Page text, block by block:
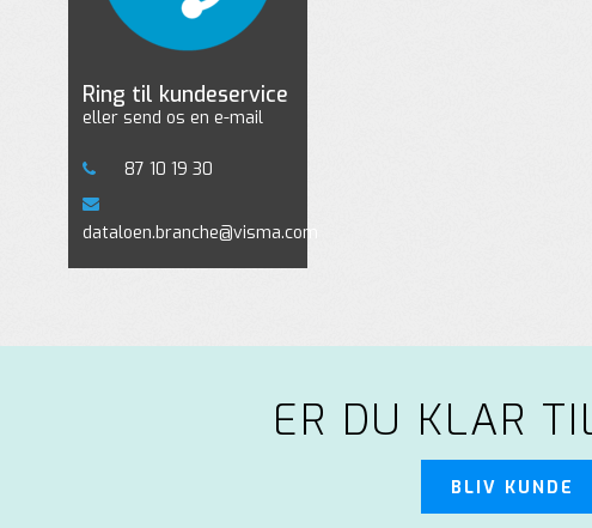
Ring til kundeservice
eller send os en e-mail
87 10 19 30
dataloen.branche@visma.com
ER DU KLAR
BLIV KUNDE